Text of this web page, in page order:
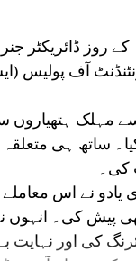
کے روز
آف پولیس
یادو نے طلبہ تحریک کے دوران اے
ساتھ ہی
کی۔
نے اس
کی۔ انہوں نے
کی اور نہایت